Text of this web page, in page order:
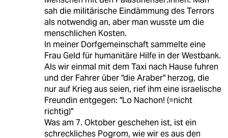
sah die militärische Eindämmung des Terrors
als notwendig an, aber man wusste um die
menschlichen Kosten.
In meiner Dorfgemeinschaft sammelte eine
Frau Geld für humanitäre Hilfe in der Westbank.
Als wir einmal mit dem Taxi nach Hause fuhren
und der Fahrer über "die Araber" herzog, die
nur auf Krieg aus seien, rief ihm eine israelische
Freundin entgegen: "Lo Nachon! (=nicht
richtig)"
Was am 7. Oktober geschehen ist, ist ein
schreckliches Pogrom, wie wir es aus den